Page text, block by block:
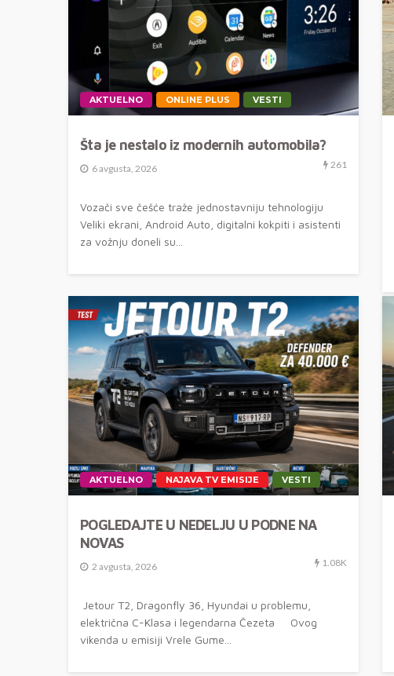
AKTUELNO ONLINE PLUS VESTI
Šta je nestalo iz modernih automobila?
6 avgusta, 2026 261
Vozači sve češće traže jednostavniju tehnologiju
Veliki ekrani, Android Auto, digitalni kokpiti i asistenti
za vožnju doneli su...
AKTUELNO NAJAVA TV EMISIJE VESTI
POGLEDAJTE U NEDELJU U PODNE NA
NOVAS
2 avgusta, 2026 1.08K
Jetour T2, Dragonfly 36, Hyundai u problemu,
električna C-Klasa i legendarna Čezeta Ovog
vikenda u emisiji Vrele Gume...